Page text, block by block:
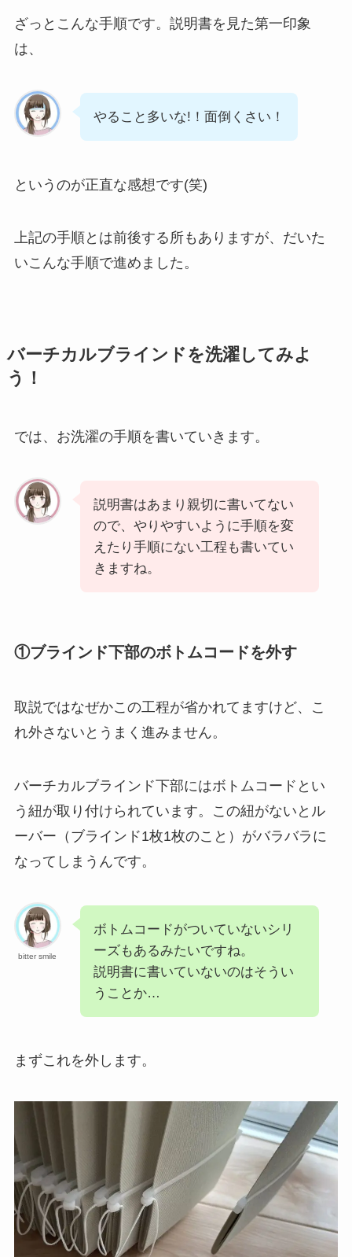
ざっとこんな手順です。説明書を見た第一印象
は、
やること多いな!！面倒くさい！
というのが正直な感想です(笑)
上記の手順とは前後する所もありますが、だいた
いこんな手順で進めました。
バーチカルブラインドを洗濯してみよ
う！
では、お洗濯の手順を書いていきます。
説明書はあまり親切に書いてない
ので、やりやすいように手順を変
えたり手順にない工程も書いてい
きますね。
①ブラインド下部のボトムコードを外す
取説ではなぜかこの工程が省かれてますけど、こ
れ外さないとうまく進みません。
バーチカルブラインド下部にはボトムコードとい
う紐が取り付けられています。この紐がないとル
ーバー（ブラインド1枚1枚のこと）がバラバラに
なってしまうんです。
bitter smile
ボトムコードがついていないシリ
ーズもあるみたいですね。
説明書に書いていないのはそうい
うことか…
まずこれを外します。